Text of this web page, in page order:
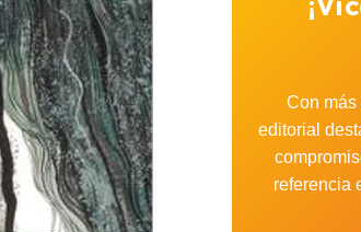
Con más
editorial
referencia